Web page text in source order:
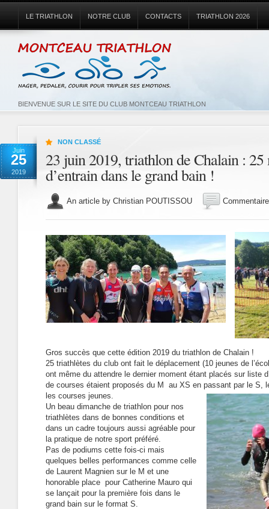
BIENVENUE SUR LE SITE DU CLUB MONTCEAU TRIATHLON
LE TRIATHLON NOTRE CLUB CONTACTS TRIATHLON 2026
Juin
25
2019
NON CLASSÉ
23 juin 2019, triathlon de Chalain :
d’entrain dans le grand bain !
An article by Christian POUTISSOU
Gros succès que cette édition 2019 du triathlon de Chalain !
25 triathlètes du club ont fait le déplacement (10 jeunes de
ont même du attendre le dernier moment étant placés sur liste
de courses étaient proposés du M au XS en passant par le S,
les courses jeunes.
Un beau dimanche de triathlon pour nos
triathlètes dans de bonnes conditions et
dans un cadre toujours aussi agréable pour
la pratique de notre sport préféré.
Pas de podiums cette fois-ci mais
quelques belles performances comme celle
de Laurent Magnien sur le M et une
honorable place pour Catherine Mauro qui
se lançait pour la première fois dans le
grand bain sur le format S.